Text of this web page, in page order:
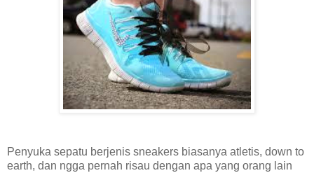
Penyuka sepatu berjenis sneakers biasanya atletis, down to
earth, dan ngga pernah risau dengan apa yang orang lain